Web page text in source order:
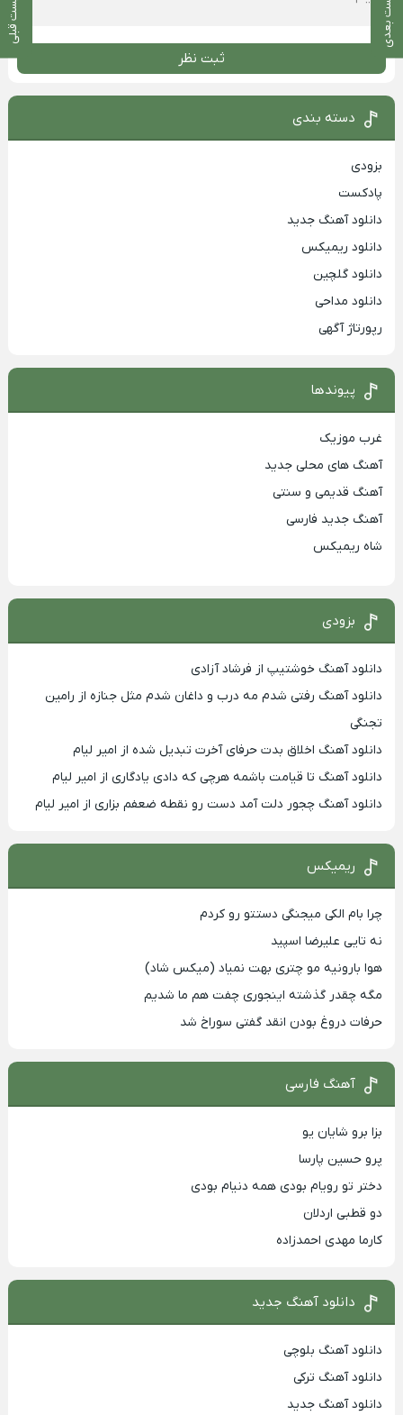
پست بعدی پست قبلی
ثبت نظر
دسته بندی
بزودی
پادکست
دانلود آهنگ جدید
دانلود ریمیکس
دانلود گلچین
دانلود مداحی
رپورتاژ آگهی
پیوندها
غرب موزیک
آهنگ های محلی جدید
آهنگ قدیمی و سنتی
آهنگ جدید فارسی
شاه ریمیکس
بزودی
دانلود آهنگ خوشتیپ از فرشاد آزادی
دانلود آهنگ رفتی شدم مه درب و داغان شدم مثل جنازه از رامین
تجنگی
دانلود آهنگ اخلاق بدت حرفای آخرت تبدیل شده از امیر لیام
دانلود آهنگ تا قیامت باشمه هرچی که دادی یادگاری از امیر لیام
دانلود آهنگ چجور دلت آمد دست رو نقطه ضعفم بزاری از امیر لیام
ریمیکس
چرا بام الکی میجنگی دستتو رو کردم
نه تایی علیرضا اسپید
هوا بارونیه مو چتری بهت نمیاد (میکس شاد)
مگه چقدر گذشته اینجوری چفت هم ما شدیم
حرفات دروغ بودن انقد گفتی سوراخ شد
آهنگ فارسی
بزا برو شایان یو
پرو حسین پارسا
دختر تو رویام بودی همه دنیام بودی
دو قطبی اردلان
کارما مهدی احمدزاده
دانلود آهنگ جدید
دانلود آهنگ بلوچی
دانلود آهنگ ترکی
دانلود آهنگ جدید